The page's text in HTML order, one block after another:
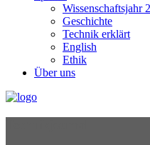
Wissenschaftsjahr
Geschichte
Technik erklärt
English
Ethik
Über uns